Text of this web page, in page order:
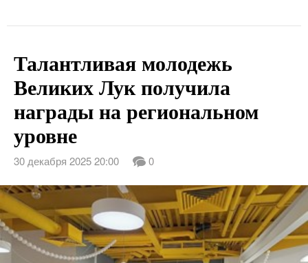
Талантливая молодежь
Великих Лук получила
награды на региональном
уровне
30 декабря 2025 20:00 0